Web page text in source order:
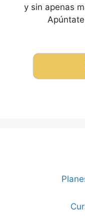
y sin apenas